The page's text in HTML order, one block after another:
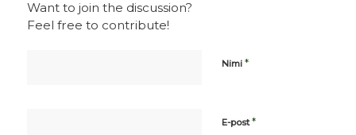
Want to join the discussion?
Feel free to contribute!
Nimi *
E-post*